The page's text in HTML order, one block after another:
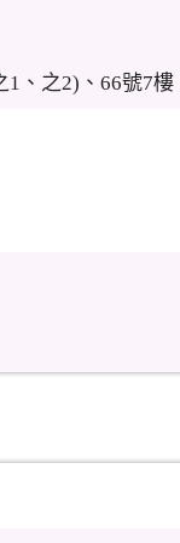
、之2)、66號7樓